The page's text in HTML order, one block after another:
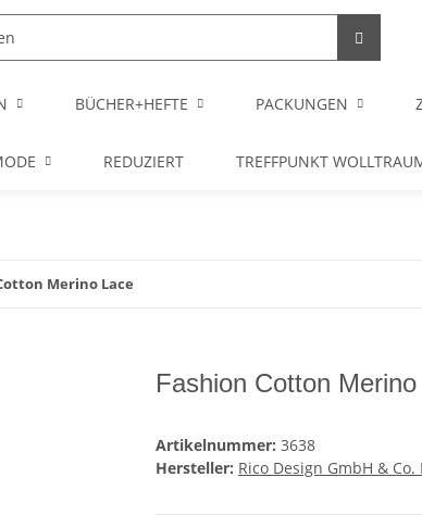
BÜCHER+HEFTE PACKUNGEN
REDUZIERT TREFFPUNKT
Merino Lace
Fashion Cotton
Artikelnummer: 3638
Hersteller: Rico Design GmbH & Co.